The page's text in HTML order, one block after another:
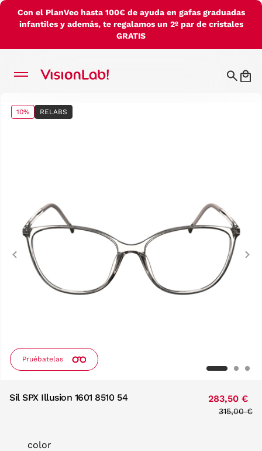
Con el PlanVeo hasta 100€ de ayuda en gafas graduadas
infantiles y además, te regalamos un 2º par de cristales
GRATIS
10% RELABS
Pruébatelas
Previous
Sil SPX Illusion 1601 8510 54 283,50 €
Price
315,00 €
color